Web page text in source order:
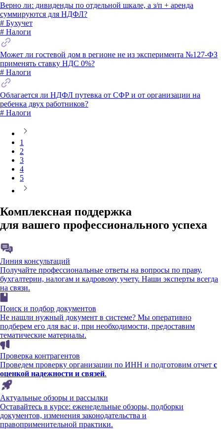
Верно ли: дивиденды по отдельной шкале, а з/п + аренда
суммируются для НДФЛ?
# Бухучет
# Налоги
Может ли гостевой дом в регионе не из эксперимента №127-ФЗ
применять ставку НДС 0%?
# Налоги
Облагается ли НДФЛ путевка от СФР и от организации на
ребенка двух работников?
# Налоги
1
2
3
4
5
Комплексная поддержка
для вашего профессионального успеха
Линия консультаций
Получайте профессиональные ответы на вопросы по праву,
бухгалтерии, налогам и кадровому учету. Наши эксперты всегда
на связи.
Поиск и подбор документов
Не нашли нужный документ в системе? Мы оперативно
подберем его для вас и, при необходимости, предоставим
тематические материалы.
Проверка контрагентов
Проведем проверку организации по ИНН и подготовим отчет с
оценкой надежности и связей.
Актуальные обзоры и рассылки
Оставайтесь в курсе: еженедельные обзоры, подборки
документов, изменения законодательства и
правоприменительной практики.